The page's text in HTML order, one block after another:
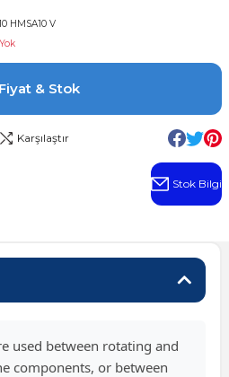
HMSA10 V
Fiyat & Stok
Karşılaştır
Stok Bilgi
used between rotating and
components, or between